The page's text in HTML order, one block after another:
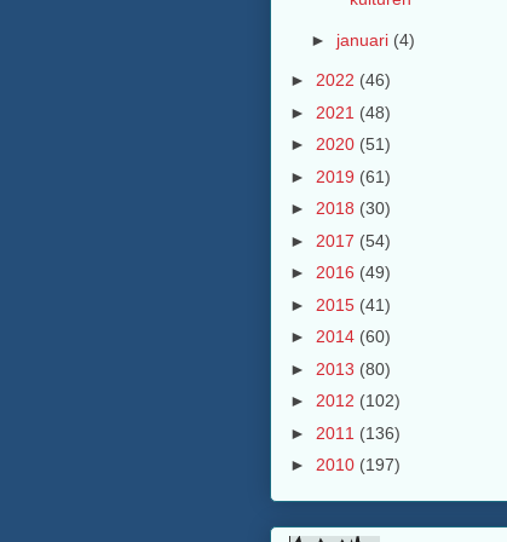
► januari (4)
► 2022 (46)
► 2021 (48)
► 2020 (51)
► 2019 (61)
► 2018 (30)
► 2017 (54)
► 2016 (49)
► 2015 (41)
► 2014 (60)
► 2013 (80)
► 2012 (102)
► 2011 (136)
► 2010 (197)